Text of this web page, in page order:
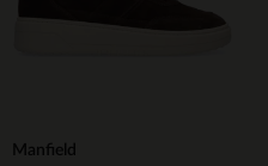
Manfield